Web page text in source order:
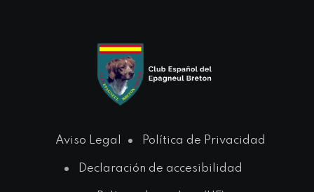
Aviso Legal Política de Privacidad
Declaración de accesibilidad